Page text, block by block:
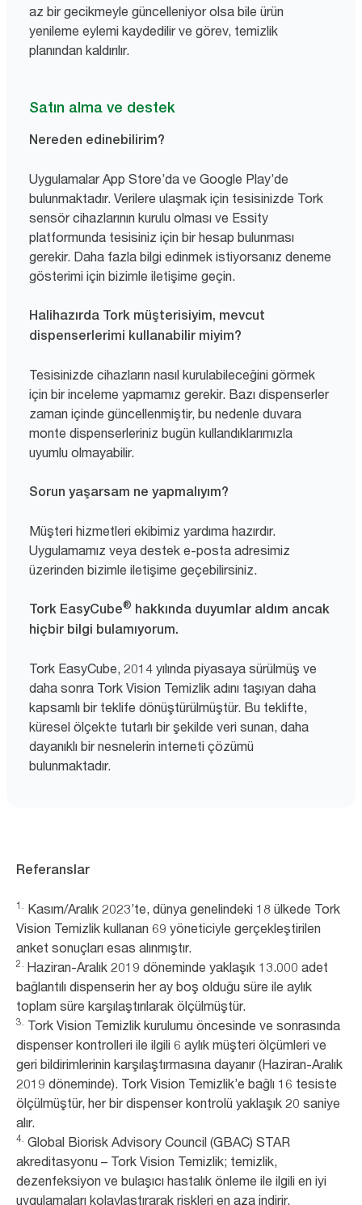
az bir gecikmeyle güncelleniyor olsa bile ürün
yenileme eylemi kaydedilir ve görev, temizlik
planından kaldırılır.
Satın alma ve destek
Nereden edinebilirim?
Uygulamalar App Store’da ve Google Play’de
bulunmaktadır. Verilere ulaşmak için tesisinizde Tork
sensör cihazlarının kurulu olması ve Essity
platformunda tesisiniz için bir hesap bulunması
gerekir. Daha fazla bilgi edinmek istiyorsanız deneme
gösterimi için bizimle iletişime geçin.
Halihazırda Tork müşterisiyim, mevcut
dispenserlerimi kullanabilir miyim?
Tesisinizde cihazların nasıl kurulabileceğini görmek
için bir inceleme yapmamız gerekir. Bazı dispenserler
zaman içinde güncellenmiştir, bu nedenle duvara
monte dispenserleriniz bugün kullandıklarımızla
uyumlu olmayabilir.
Sorun yaşarsam ne yapmalıyım?
Müşteri hizmetleri ekibimiz yardıma hazırdır.
Uygulamamız veya destek e-posta adresimiz
üzerinden bizimle iletişime geçebilirsiniz.
Tork EasyCube® hakkında duyumlar aldım ancak
hiçbir bilgi bulamıyorum.
Tork EasyCube, 2014 yılında piyasaya sürülmüş ve
daha sonra Tork Vision Temizlik adını taşıyan daha
kapsamlı bir teklife dönüştürülmüştür. Bu teklifte,
küresel ölçekte tutarlı bir şekilde veri sunan, daha
dayanıklı bir nesnelerin interneti çözümü
bulunmaktadır.
Referanslar
1.
Kasım/Aralık 2023’te, dünya genelindeki 18 ülkede Tork
Vision Temizlik kullanan 69 yöneticiyle gerçekleştirilen
anket sonuçları esas alınmıştır.
2. Haziran-Aralık 2019 döneminde yaklaşık 13.000 adet
bağlantılı dispenserin her ay boş olduğu süre ile aylık
toplam süre karşılaştırılarak ölçülmüştür.
3. Tork Vision Temizlik kurulumu öncesinde ve sonrasında
dispenser kontrolleri ile ilgili 6 aylık müşteri ölçümleri ve
geri bildirimlerinin karşılaştırmasına dayanır (Haziran-Aralık
2019 döneminde). Tork Vision Temizlik’e bağlı 16 tesiste
ölçülmüştür, her bir dispenser kontrolü yaklaşık 20 saniye
alır.
4. Global Biorisk Advisory Council (GBAC) STAR
akreditasyonu – Tork Vision Temizlik; temizlik,
dezenfeksiyon ve bulaşıcı hastalık önleme ile ilgili en iyi
uygulamaları kolaylaştırarak riskleri en aza indirir.